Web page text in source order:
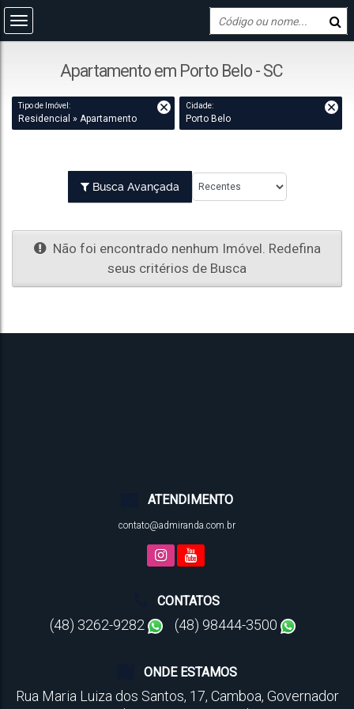
Apartamento em Porto Belo - SC
Tipo de Imóvel:
Residencial » Apartamento
Cidade:
Porto Belo
Busca Avançada
Não foi encontrado nenhum Imóvel. Redefina
seus critérios de Busca
ATENDIMENTO
contato@admiranda.com.br
CONTATOS
(48) 3262-9282 (48) 98444-3500
ONDE ESTAMOS
Rua Maria Luiza dos Santos, 17, Camboa, Governador